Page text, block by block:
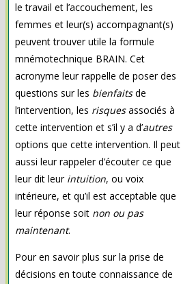
le travail et l’accouchement, les
femmes et leur(s) accompagnant(s)
peuvent trouver utile la formule
mnémotechnique BRAIN. Cet
acronyme leur rappelle de poser des
questions sur les bienfaitsde
l’intervention, les risquesassociés à
cette intervention et s’il y a d’autres
options que cette intervention. Il peut
aussi leur rappeler d’écouter ce que
leur dit leur intuition, ou voix
intérieure, et qu’il est acceptable que
leur réponse soit non ou pas
maintenant.
Pour en savoir plus sur la prise de
décisions en toute connaissance de